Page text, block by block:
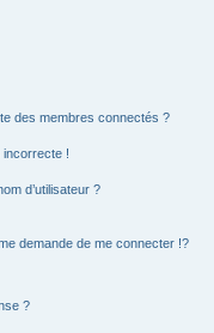
des membres connectés ?
incorrecte !
d’utilisateur ?
demande de me connecter !?
?